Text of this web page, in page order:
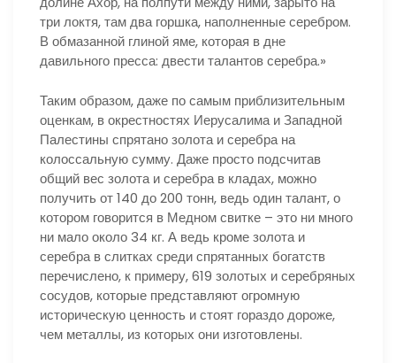
три локтя, там два горшка, наполненные серебром.
В обмазанной глиной яме, которая в дне
давильного пресса: двести талантов серебра.»
Таким образом, даже по самым приблизительным
оценкам, в окрестностях Иерусалима и Западной
Палестины спрятано золота и серебра на
колоссальную сумму. Даже просто подсчитав
общий вес золота и серебра в кладах, можно
получить от 140 до 200 тонн, ведь один талант, о
котором говорится в Медном свитке – это ни много
ни мало около 34 кг. А ведь кроме золота и
серебра в слитках среди спрятанных богатств
перечислено, к примеру, 619 золотых и серебряных
сосудов, которые представляют огромную
историческую ценность и стоят гораздо дороже,
чем металлы, из которых они изготовлены.